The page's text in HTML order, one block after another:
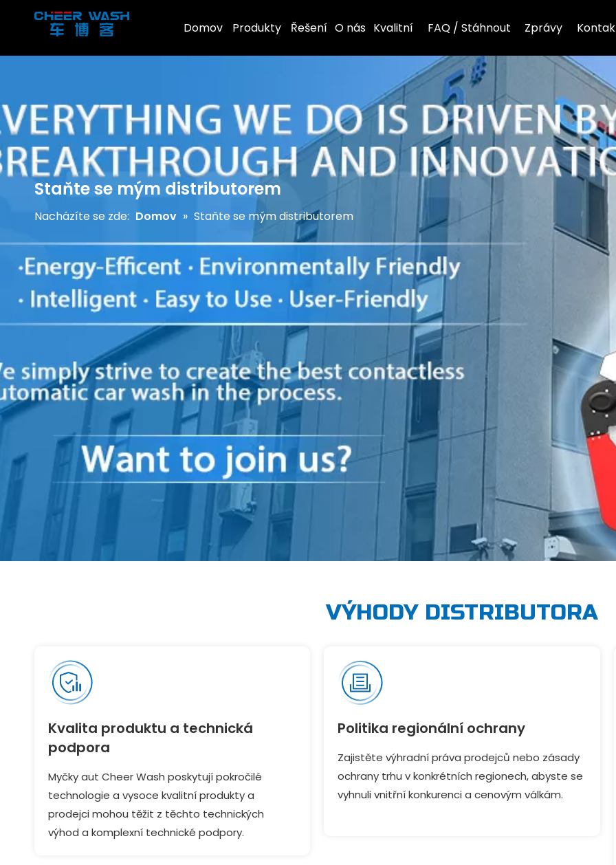
Domov Produkty Řešení O nás Kvalitní FAQ / Stáhnout Zprávy
Staňte se mým distributorem
Nacházíte se zde: Domov » Staňte se mým distributorem
VÝHODY DISTRIBUTORA
Kvalita produktu a technická
podpora
Myčky aut Cheer Wash poskytují pokročilé
technologie a vysoce kvalitní produkty a
prodejci mohou těžit z těchto technických
výhod a komplexní technické podpory.
Politika regionální ochrany
Zajistěte výhradní práva prodejců nebo zásady
ochrany trhu v konkrétních regionech, abyste se
vyhnuli vnitřní konkurenci a cenovým válkám.